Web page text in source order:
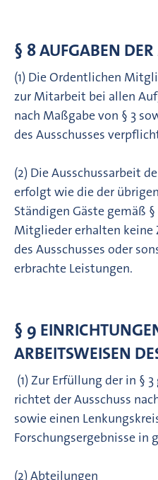
§ 8 AUFGABEN
(1) Die Ordentlichen
zur Mitarbeit bei allen
nach Maßgabe von § 3
des Ausschusses
(2) Die Ausschussarbeit
erfolgt wie die der
Ständigen Gäste gemäß
Mitglieder erhalten
des Ausschusses oder
erbrachte Leistungen.
§ 9
ARBEITSWEISEN
(1) Zur Erfüllung der in §
richtet der Ausschuss
sowie einen
Forschungsergebnisse in
(2) Abteilungen